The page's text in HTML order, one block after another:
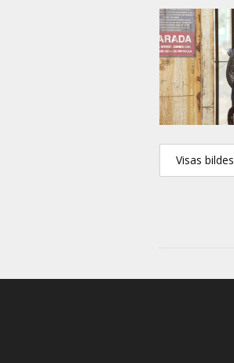
Visas bildes